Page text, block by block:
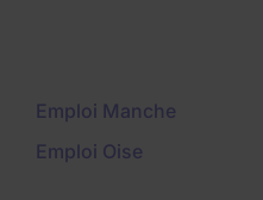
Emploi Manche
Emploi Oise